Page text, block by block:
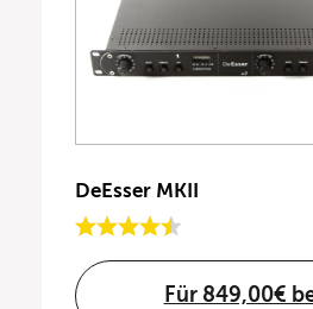
DeEsser MKII
Für 849,00€